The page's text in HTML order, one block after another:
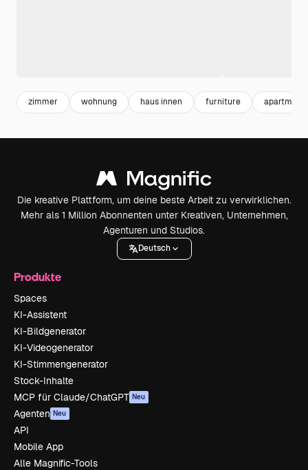
zimmer wohnung haus innen furniture apartment
Die kreative Plattform, um deine beste Arbeit zu verwirklichen.
Mehr als 1 Million Abonnenten unter Kreativen, Unternehmen,
Agenturen und Studios.
Deutsch
Produkte
Spaces
KI-Assistent
KI-Bildgenerator
KI-Videogenerator
KI-Stimmengenerator
Stock-Inhalte
MCP für Claude/ChatGPT Neu
Agenten Neu
API
Mobile App
Alle Magnific-Tools